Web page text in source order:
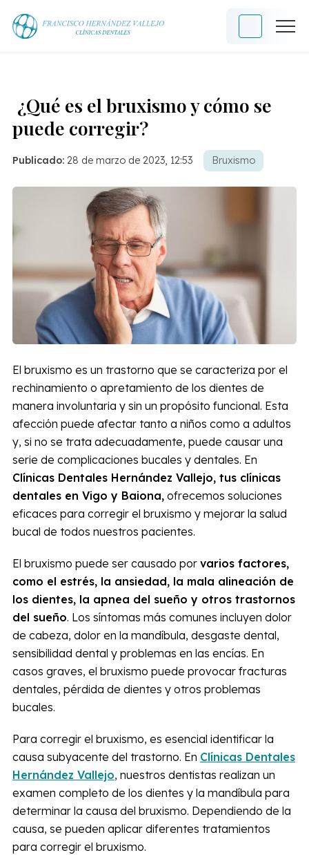
¿Qué es el bruxismo y cómo se
puede corregir?
Publicado: 28 de marzo de 2023, 12:53 Bruxismo
El bruxismo es un trastorno que se caracteriza por el
rechinamiento o apretamiento de los dientes de
manera involuntaria y sin un propósito funcional. Esta
afección puede afectar tanto a niños como a adultos
y, si no se trata adecuadamente, puede causar una
serie de complicaciones bucales y dentales. En
Clínicas Dentales Hernández Vallejo, tus clínicas
dentales en Vigo y Baiona,ofrecemos soluciones
eficaces para corregir el bruxismo y mejorar la salud
bucal de todos nuestros pacientes.
El bruxismo puede ser causado por varios factores,
como el estrés, la ansiedad, la mala alineación de
los dientes, la apnea del sueño y otros trastornos
del sueño. Los síntomas más comunes incluyen dolor
de cabeza, dolor en la mandíbula, desgaste dental,
sensibilidad dental y problemas en las encías. En
casos graves, el bruxismo puede provocar fracturas
dentales, pérdida de dientes y otros problemas
bucales.
Para corregir el bruxismo, es esencial identificar la
causa subyacente del trastorno. En Clínicas Dentales
Hernández Vallejo, nuestros dentistas realizan un
examen completo de los dientes y la mandíbula para
determinar la causa del bruxismo. Dependiendo de la
causa, se pueden aplicar diferentes tratamientos
para corregir el bruxismo.